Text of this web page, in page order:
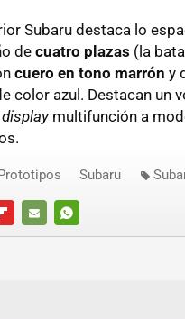
Subaru destaca lo
de cuatro plazas (la
cuero en tono marrón y
color azul. Destacan un
displaymultifunción a
E-
WHATSAPP
Prototipos Subaru